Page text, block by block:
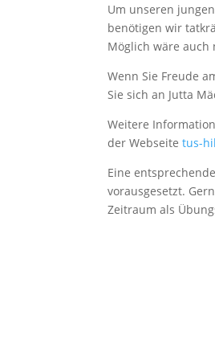
Um unseren
benötigen wir
Möglich wäre
Wenn Sie Freude
Sie sich an Jutta
Weitere
der Webseitetus-
Eine
vorausgesetzt.
Zeitraum als